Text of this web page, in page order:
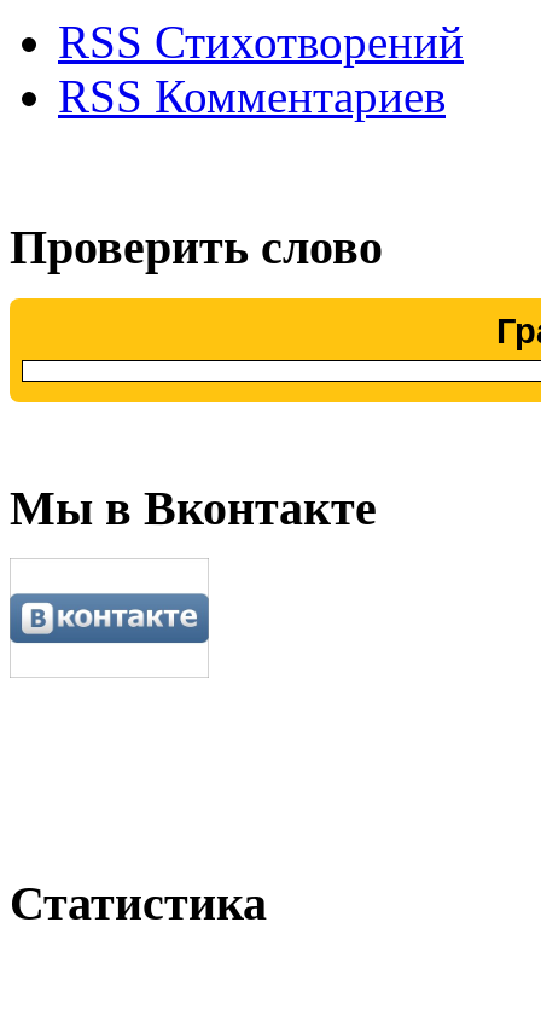
RSS Стихотворений
RSS Комментариев
Проверить слово
Мы в Вконтакте
Статистика